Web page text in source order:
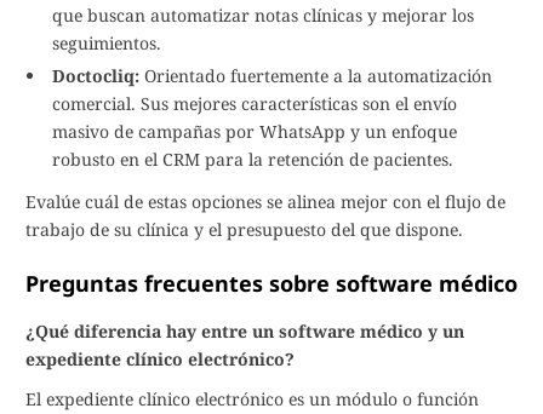
que buscan automatizar notas clínicas y mejorar los
seguimientos.
Doctocliq: Orientado fuertemente a la automatización
comercial. Sus mejores características son el envío
masivo de campañas por WhatsApp y un enfoque
robusto en el CRM para la retención de pacientes.
Evalúe cuál de estas opciones se alinea mejor con el flujo de
trabajo de su clínica y el presupuesto del que dispone.
Preguntas frecuentes sobre software médico
¿Qué diferencia hay entre un software médico y un
expediente clínico electrónico?
El expediente clínico electrónico es un módulo o función